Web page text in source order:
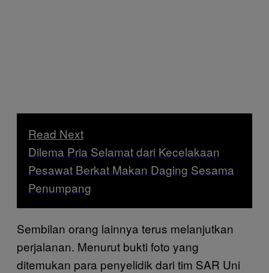
Read Next
Dilema Pria Selamat dari Kecelakaan
Pesawat Berkat Makan Daging Sesama
Penumpang
Sembilan orang lainnya terus melanjutkan
perjalanan. Menurut bukti foto yang
ditemukan para penyelidik dari tim SAR Uni